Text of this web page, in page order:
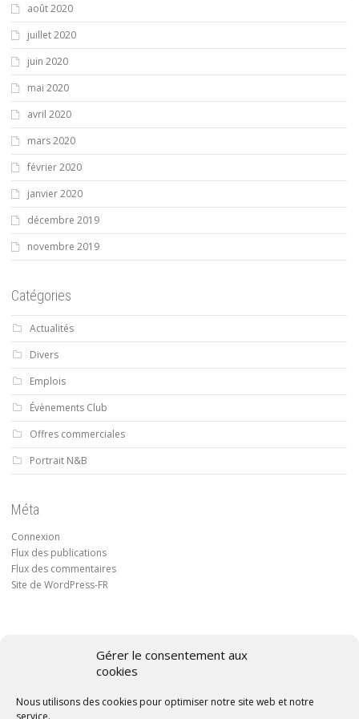
Gérer le consentement aux
cookies
Nous utilisons des cookies pour optimiser notre site web et notre
service.
août 2020
juillet 2020
juin 2020
mai 2020
avril 2020
mars 2020
février 2020
janvier 2020
décembre 2019
novembre 2019
Catégories
Actualités
Divers
Emplois
Évènements Club
Offres commerciales
Portrait N&B
Méta
Connexion
Flux des publications
Flux des commentaires
Site de WordPress-FR
Politique de confidentialité